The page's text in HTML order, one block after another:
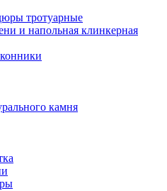
тротуарные
и напольная клинкерная
камня